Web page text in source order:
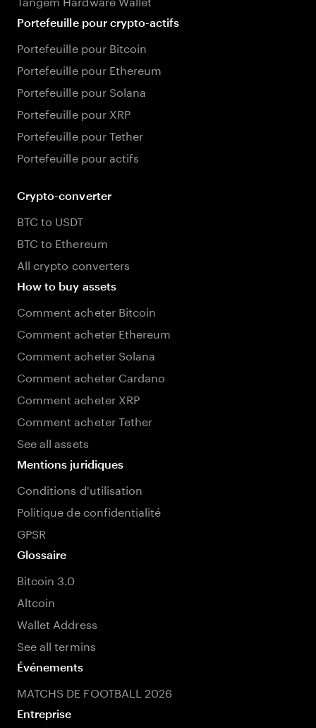
Portefeuille pour crypto-actifs
Portefeuille pour Bitcoin
Portefeuille pour Ethereum
Portefeuille pour Solana
Portefeuille pour XRP
Portefeuille pour Tether
Portefeuille pour actifs
Crypto-converter
BTC to USDT
BTC to Ethereum
All crypto converters
How to buy assets
Comment acheter Bitcoin
Comment acheter Ethereum
Comment acheter Solana
Comment acheter Cardano
Comment acheter XRP
Comment acheter Tether
See all assets
Mentions juridiques
Conditions d'utilisation
Politique de confidentialité
GPSR
Glossaire
Bitcoin 3.0
Altcoin
Wallet Address
See all termins
Événements
MATCHS DE FOOTBALL 2026
Entreprise